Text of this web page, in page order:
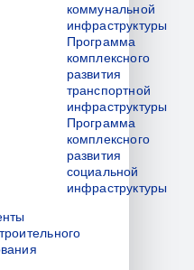
коммунальной
инфраструктуры
Программа
комплексного
развития
транспортной
инфраструктуры
Программа
комплексного
развития
социальной
инфраструктуры